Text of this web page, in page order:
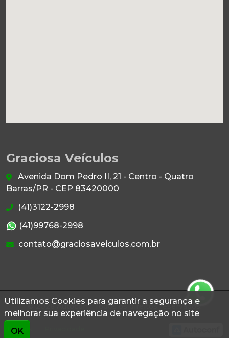
Utilizamos Cookies para garantir a segurança e
melhorar sua experiência de navegação no site
OK
Graciosa Veículos
Avenida Dom Pedro II, 21 - Centro - Quatro
Barras/PR - CEP 83420000
(41)3122-2998
(41)99768-2998
contato@graciosaveiculos.com.br
© 2026 Autoconf. Todos os direitos reservados.
Termos